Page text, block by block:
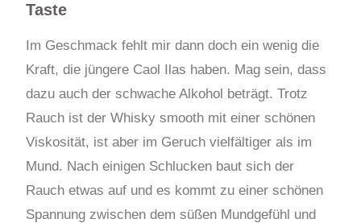
Taste
Im Geschmack fehlt mir dann doch ein wenig die
Kraft, die jüngere Caol Ilas haben. Mag sein, dass
dazu auch der schwache Alkohol beträgt. Trotz
Rauch ist der Whisky smooth mit einer schönen
Viskosität, ist aber im Geruch vielfältiger als im
Mund. Nach einigen Schlucken baut sich der
Rauch etwas auf und es kommt zu einer schönen
Spannung zwischen dem süßen Mundgefühl und